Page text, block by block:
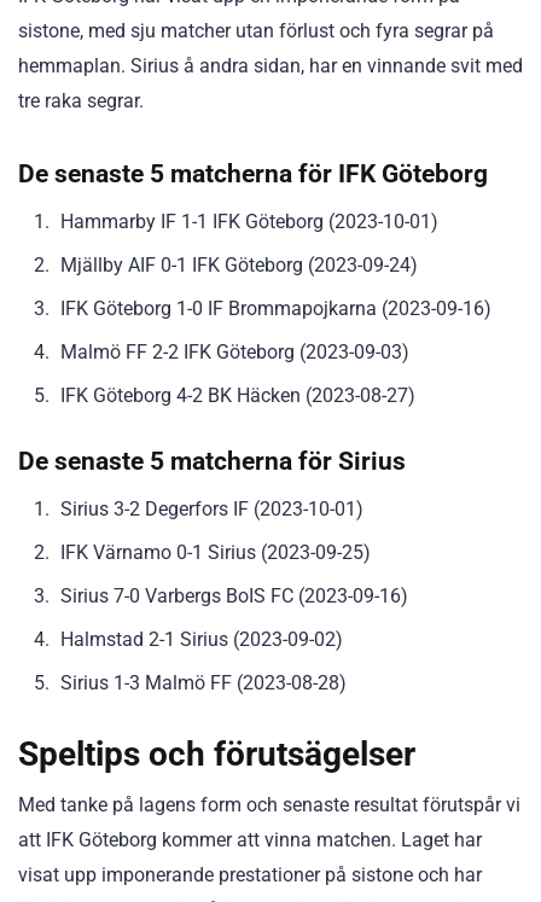
sistone, med sju matcher utan förlust och fyra segrar på
hemmaplan. Sirius å andra sidan, har en vinnande svit med
tre raka segrar.
De senaste 5 matcherna för IFK Göteborg
Hammarby IF 1-1 IFK Göteborg (2023-10-01)
Mjällby AIF 0-1 IFK Göteborg (2023-09-24)
IFK Göteborg 1-0 IF Brommapojkarna (2023-09-16)
Malmö FF 2-2 IFK Göteborg (2023-09-03)
IFK Göteborg 4-2 BK Häcken (2023-08-27)
De senaste 5 matcherna för Sirius
Sirius 3-2 Degerfors IF (2023-10-01)
IFK Värnamo 0-1 Sirius (2023-09-25)
Sirius 7-0 Varbergs BoIS FC (2023-09-16)
Halmstad 2-1 Sirius (2023-09-02)
Sirius 1-3 Malmö FF (2023-08-28)
Speltips och förutsägelser
Med tanke på lagens form och senaste resultat förutspår vi
att IFK Göteborg kommer att vinna matchen. Laget har
visat upp imponerande prestationer på sistone och har